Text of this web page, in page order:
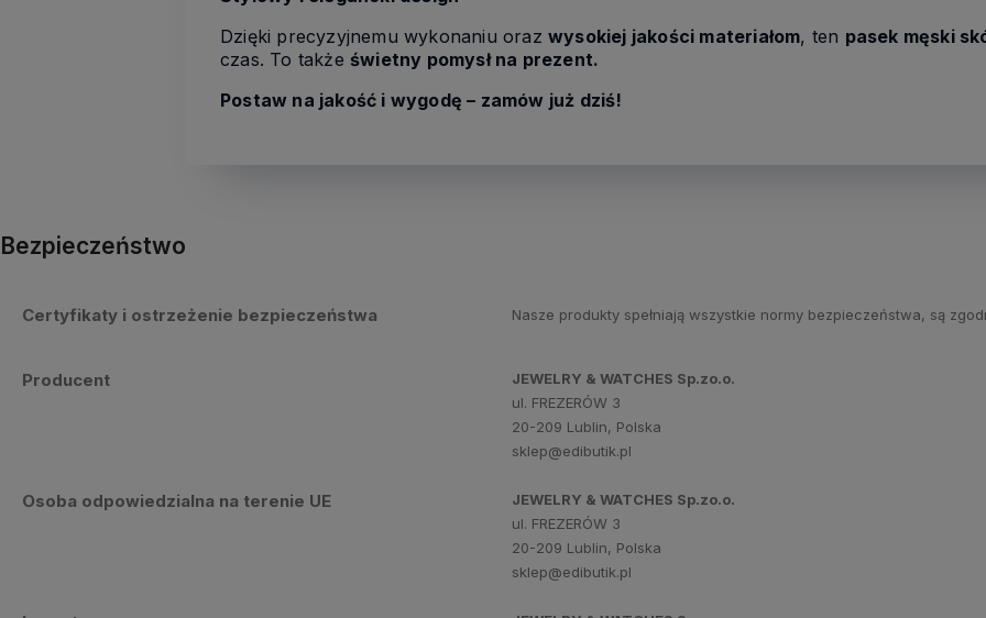
Dzięki precyzyjnemu wykonaniu oraz wysokiej jakości materiałom, ten pasek męski
czas. To także świetny pomysł na prezent.
Postaw na jakość i wygodę – zamów już dziś!
Bezpieczeństwo
Certyfikaty i ostrzeżenie bezpieczeństwa Nasze produkty spełniają wszystkie normy bezpieczeństwa, są
Producent
JEWELRY & WATCHES Sp.zo.o.
ul. FREZERÓW 3
20-209 Lublin, Polska
sklep@edibutik.pl
Osoba odpowiedzialna na terenie UE
JEWELRY & WATCHES Sp.zo.o.
ul. FREZERÓW 3
20-209 Lublin, Polska
sklep@edibutik.pl